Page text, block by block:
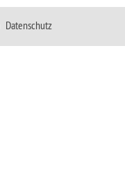
Datenschutz